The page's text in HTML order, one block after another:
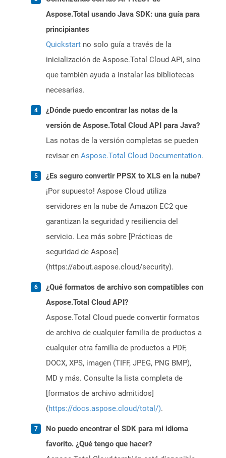
Aspose.Total usando Java SDK: una guía para
principiantes
Quickstart no solo guía a través de la
inicialización de Aspose.Total Cloud API, sino
que también ayuda a instalar las bibliotecas
necesarias.
¿Dónde puedo encontrar las notas de la
versión de Aspose.Total Cloud API para Java?
Las notas de la versión completas se pueden
revisar en Aspose.Total Cloud Documentation.
¿Es seguro convertir PPSX to XLS en la nube?
¡Por supuesto! Aspose Cloud utiliza
servidores en la nube de Amazon EC2 que
garantizan la seguridad y resiliencia del
servicio. Lea más sobre [Prácticas de
seguridad de Aspose]
(https://about.aspose.cloud/security).
¿Qué formatos de archivo son compatibles con
Aspose.Total Cloud API?
Aspose.Total Cloud puede convertir formatos
de archivo de cualquier familia de productos a
cualquier otra familia de productos a PDF,
DOCX, XPS, imagen (TIFF, JPEG, PNG BMP),
MD y más. Consulte la lista completa de
[formatos de archivo admitidos]
(https://docs.aspose.cloud/total/).
No puedo encontrar el SDK para mi idioma
favorito. ¿Qué tengo que hacer?